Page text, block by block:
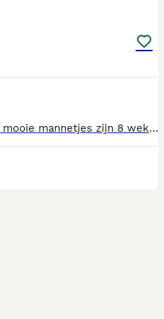
Nog beschikbaar twee super mooie mannetjes zijn 8 weken oud hebben hun eerste vaccinatie gehad zijn gechipt en meerdere keren ontwormt zijn dierenarts nagekeken en gezondverklaard hebben hún Nederlandse paspoortje Worden op moment ik huiselijke krijg opgegroeid met twee kinderen zijn nu al super speels en sociaal plus plas matje zindelijk gemaakt Deze honden zijn super hypoallergeen Moeder is aanwezig Voor meer info 0625161589